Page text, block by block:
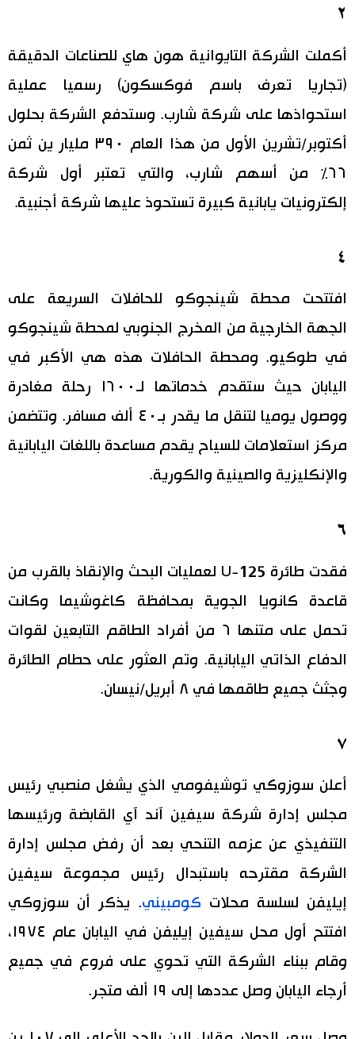
٢
أكملت الشركة التايوانية هون هاي للصناعات الدقيقة
(تجاريا تعرف باسم فوكسكون) رسميا عملية
استحواذها على شركة شارب. وستدفع الشركة بحلول
أكتوبر/تشرين الأول من هذا العام ٣٩٠ مليار ين ثمن
٦٦٪‏ من أسهم شارب، والتي تعتبر أول شركة
إلكترونيات يابانية كبيرة تستحوذ عليها شركة أجنبية.
٤
افتتحت محطة شينجوكو للحافلات السريعة على
الجهة الخارجية من المخرج الجنوبي لمحطة شينجوكو
في طوكيو. ومحطة الحافلات هذه هي الأكبر في
اليابان حيث ستقدم خدماتها لـ١٦٠٠ رحلة مغادرة
ووصول يوميا لتنقل ما يقدر بـ٤٠ ألف مسافر. وتتضمن
مركز استعلامات للسياح يقدم مساعدة باللغات اليابانية
والإنكليزية والصينية والكورية.
٦
فقدت طائرة U-125 لعمليات البحث والإنقاذ بالقرب من
قاعدة كانويا الجوية بمحافظة كاغوشيما وكانت
تحمل على متنها ٦ من أفراد الطاقم التابعين لقوات
الدفاع الذاتي اليابانية. وتم العثور على حطام الطائرة
وجثث جميع طاقمها في ٨ أبريل/نيسان.
٧
أعلن سوزوكي توشيفومي الذي يشغل منصبي رئيس
مجلس إدارة شركة سيفين آند آي القابضة ورئيسها
التنفيذي عن عزمه التنحي بعد أن رفض مجلس إدارة
الشركة مقترحه باستبدال رئيس مجموعة سيفين
إيليفن لسلسة محلات كومبيني. يذكر أن سوزوكي
افتتح أول محل سيفين إيليفن في اليابان عام ١٩٧٤،
وقام ببناء الشركة التي تحوي على فروع في جميع
أرجاء اليابان وصل عددها إلى ١٩ ألف متجر.